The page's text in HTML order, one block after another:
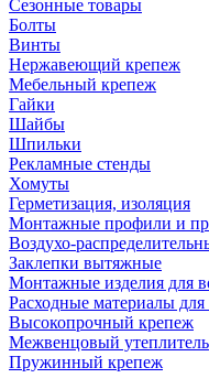
Сезонные товары
Болты
Винты
Нержавеющий крепеж
Мебельный крепеж
Гайки
Шайбы
Шпильки
Рекламные стенды
Хомуты
Герметизация, изоляция
Монтажные профили и
Воздухо-
Заклепки вытяжные
Монтажные изделия для
Расходные материалы
Высокопрочный крепеж
Межвенцовый утеплитель
Пружинный крепеж